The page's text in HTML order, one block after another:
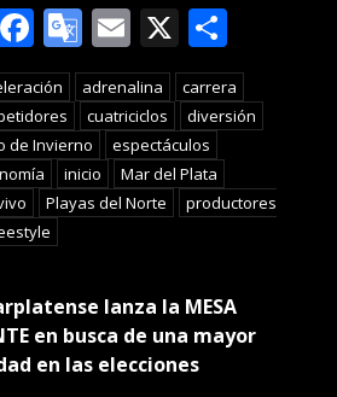
Facebook
Google
Translate
Email
X
adrenalina
carrera
cuatriciclos
diversión
de Invierno
espectáculos
inicio
Mar del Plata
Playas del Norte
productores
lanza la MESA
en busca de una mayor
en las elecciones